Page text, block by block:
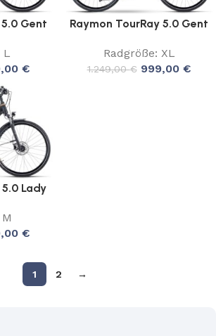
Gent
L
€
Raymon TourRay 5.0 Gent
Radgröße: XL
1.249,00€ 999,00 €
Lady
€
1 2 →